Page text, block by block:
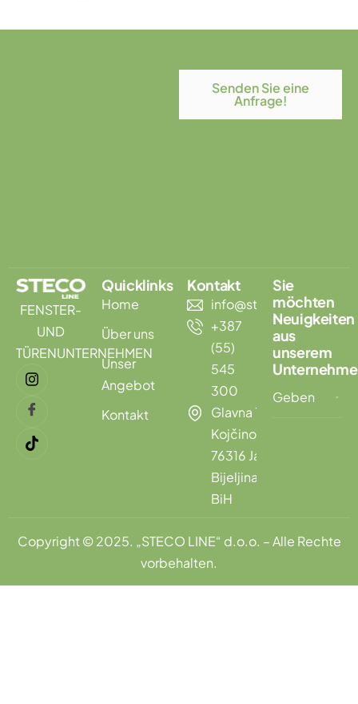
Senden Sie eine
Anfrage!
FENSTER-
UND
TÜRENUNTERNEHMEN
Quicklinks
Home
Über uns
Unser
Angebot
Kontakt
Kontakt
info@stecoline.com
+387
(55)
545
300
Glavna 132,
Kojčinovac,
76316 Janja,
Bijeljina,
BiH
Sie
möchten
Neuigkeiten
aus
unserem
Copyright © 2025. „STECO LINE“ d.o.o. – Alle Rechte
vorbehalten.